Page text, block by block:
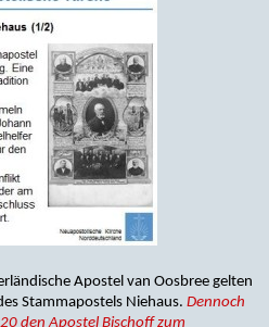
Apostel van Oosbree gelten
Stammapostels Niehaus. Dennoch
den Apostel Bischoff zum